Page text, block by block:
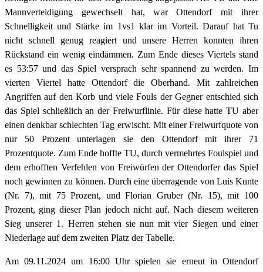
Mannverteidigung gewechselt hat, war Ottendorf mit ihrer
Schnelligkeit und Stärke im 1vs1 klar im Vorteil. Darauf hat Tu
nicht schnell genug reagiert und unsere Herren konnten ihren
Rückstand ein wenig eindämmen. Zum Ende dieses Viertels stand
es 53:57 und das Spiel versprach sehr spannend zu werden. Im
vierten Viertel hatte Ottendorf die Oberhand. Mit zahlreichen
Angriffen auf den Korb und viele Fouls der Gegner entschied sich
das Spiel schließlich an der Freiwurflinie. Für diese hatte TU aber
einen denkbar schlechten Tag erwischt. Mit einer Freiwurfquote von
nur 50 Prozent unterlagen sie den Ottendorf mit ihrer 71
Prozentquote. Zum Ende hoffte TU, durch vermehrtes Foulspiel und
dem erhofften Verfehlen von Freiwürfen der Ottendorfer das Spiel
noch gewinnen zu können. Durch eine überragende von Luis Kunte
(Nr. 7), mit 75 Prozent, und Florian Gruber (Nr. 15), mit 100
Prozent, ging dieser Plan jedoch nicht auf. Nach diesem weiteren
Sieg unserer 1. Herren stehen sie nun mit vier Siegen und einer
Niederlage auf dem zweiten Platz der Tabelle.
Am 09.11.2024 um 16:00 Uhr spielen sie erneut in Ottendorf